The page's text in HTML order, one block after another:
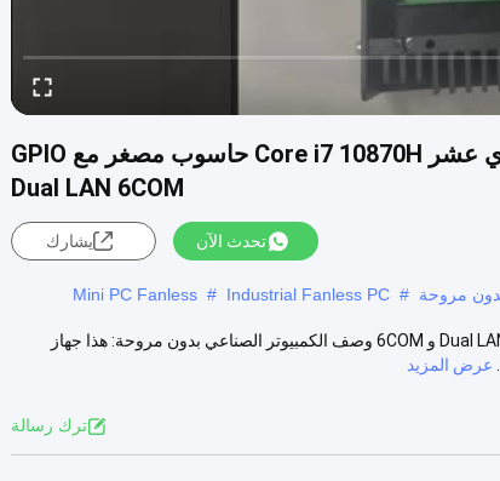
حاسوب صناعي بدون مروحة DDR4 Intel الجيل الحادي عشر Core i7 10870H حاسوب مصغر مع GPIO
Dual LAN 6COM
تحدث الآن يشارك
مروحة #
Industrial Fanless PC
#
Mini PC Fanless
كمبيوتر صناعي بدون مروحة Intel الجيل 11 Core i7 10870H DDR4 مع GPIO و Dual LAN و 6COM وصف الكمبيوتر الصناعي بدون مروحة: هذا جهاز
عرض المزيد
ترك رسالة